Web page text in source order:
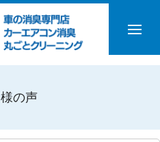
の声